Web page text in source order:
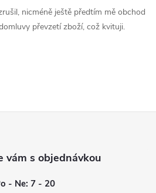
nicméně ještě předtím mě obchod
převzetí zboží, což kvituji.